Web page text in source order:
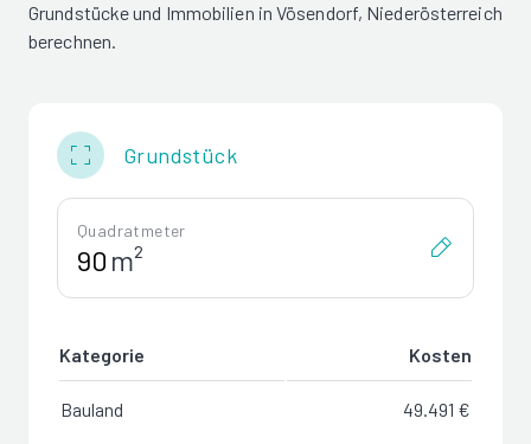
Grundstücke und Immobilien in Vösendorf, Niederösterreich
berechnen.
Grundstück
Quadratmeter
m²
Kategorie Kosten
Bauland 49.491 €